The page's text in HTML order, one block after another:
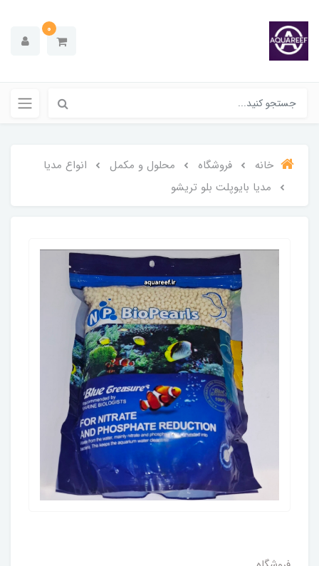
0
خانه فروشگاه محلول و مکمل
انواع مدیا
مدیا بایوپلت بلو تریشو